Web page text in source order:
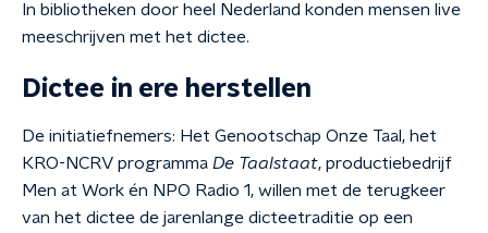
In bibliotheken door heel Nederland konden mensen live
meeschrijven met het dictee.
Dictee in ere herstellen
De initiatiefnemers: Het Genootschap Onze Taal, het
KRO-NCRV programma De Taalstaat, productiebedrijf
Men at Work én NPO Radio 1, willen met de terugkeer
van het dictee de jarenlange dicteetraditie op een